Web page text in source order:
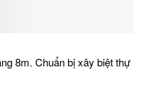
8m. Chuẩn bị xây biệt thự